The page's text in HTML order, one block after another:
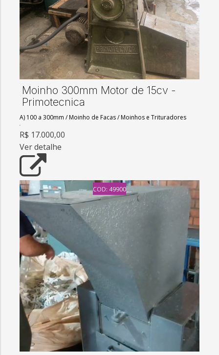
Moinho 300mm Motor de 15cv -
Primotecnica
A) 100 a 300mm /Moinho de Facas/Moinhos e Trituradores
R$ 17.000,00
Ver detalhe
COD: 49900